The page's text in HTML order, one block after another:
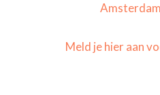
Amsterdam
Meld je hier aan